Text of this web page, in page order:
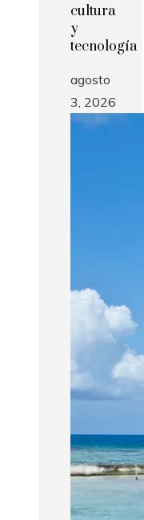
cultura
y
tecnología
agosto
3, 2026